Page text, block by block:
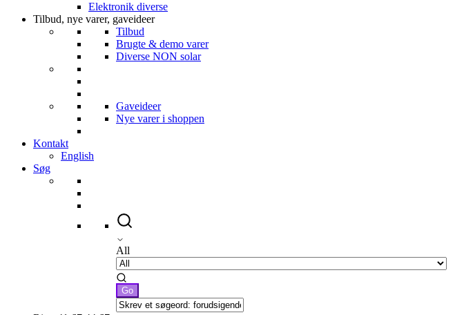
Elektronik diverse
Tilbud, nye varer, gaveideer
Tilbud
Brugte & demo varer
Diverse NON solar
Gaveideer
Nye varer i shoppen
Kontakt
English
Søg
All